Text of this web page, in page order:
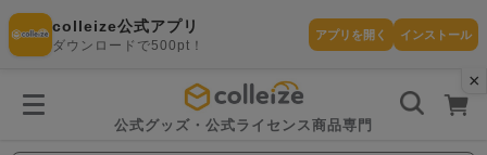
×
colleize公式アプリ
ダウンロードで500pt！
アプリを開く インストール
公式グッズ・公式ライセンス商品専門